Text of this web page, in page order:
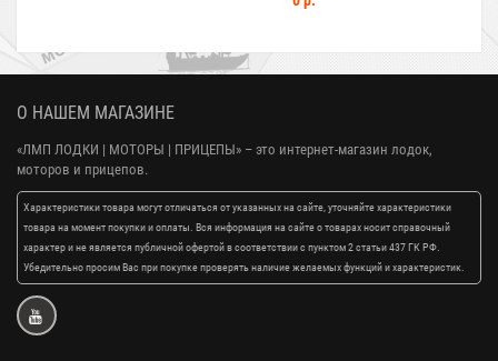
О НАШЕМ МАГАЗИНЕ
«ЛМП ЛОДКИ | МОТОРЫ | ПРИЦЕПЫ» – это интернет-магазин лодок,
моторов и прицепов.
Характеристики товара могут отличаться от указанных на сайте, уточняйте характеристики
товара на момент покупки и оплаты. Вся информация на сайте о товарах носит справочный
характер и не является публичной офертой в соответствии с пунктом 2 статьи 437 ГК РФ.
Убедительно просим Вас при покупке проверять наличие желаемых функций и характеристик.